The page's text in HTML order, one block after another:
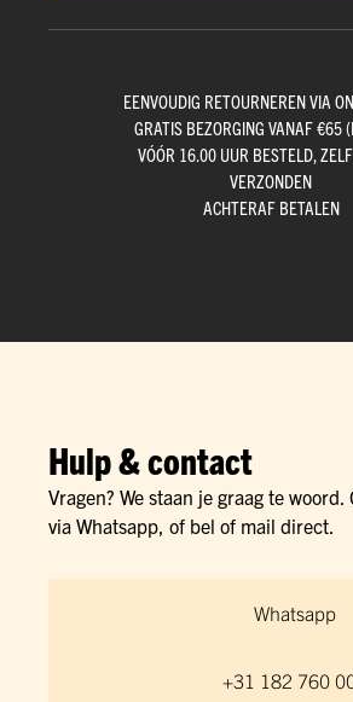
EENVOUDIG RETOURNEREN VIA
GRATIS BEZORGING VANAF €65
VÓÓR 16.00 UUR BESTELD,
VERZONDEN
ACHTERAF BETALEN
Hulp & contact
Vragen? We staan je graag te
via Whatsapp, of bel of mail direct.
Whatsapp
+31 182 760